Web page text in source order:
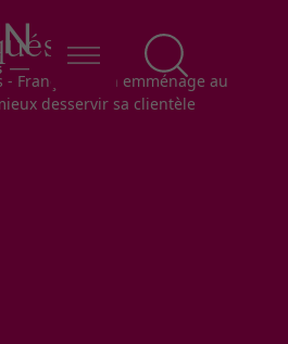
- François Pilon emménage au
desservir sa clientèle